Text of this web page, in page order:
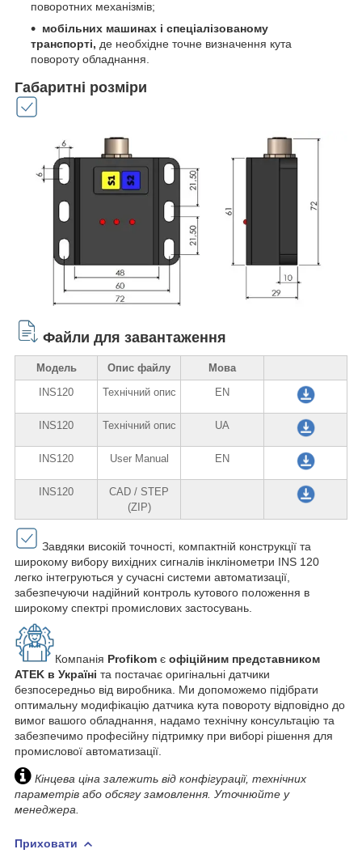
поворотних механізмів;
мобільних машинах і спеціалізованому
транспорті, де необхідне точне визначення кута
повороту обладнання.
Габаритні розміри
Файли для завантаження
Модель Опис файлу
Мова
INS120
Технічний опис EN
INS120 Технічний опис UA
INS120 User Manual EN
INS120
CAD / STEP
(ZIP)
Завдяки високій точності, компактній конструкції та
широкому вибору вихідних сигналів інклінометри INS 120
легко інтегруються у сучасні системи автоматизації,
забезпечуючи надійний контроль кутового положення в
широкому спектрі промислових застосувань.
Компанія Profikom є офіційним представником
ATEK в Україні та постачає оригінальні датчики
безпосередньо від виробника. Ми допоможемо підібрати
оптимальну модифікацію датчика кута повороту відповідно до
вимог вашого обладнання, надамо технічну консультацію та
забезпечимо професійну підтримку при виборі рішення для
промислової автоматизації.
Кінцева ціна залежить від конфігурації, технічних
параметрів або обсягу замовлення. Уточнюйте у
менеджера.
Приховати